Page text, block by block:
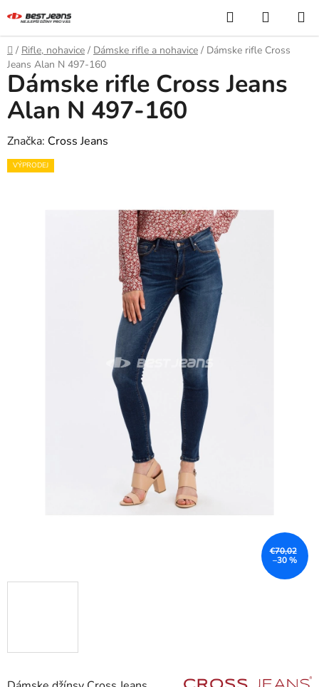
na
obsah
Hľadať
KOŠÍK
Domov
/ Rifle, nohavice / Dámske rifle a nohavice / Dámske rifle Cross
Jeans Alan N 497-160
Dámske rifle Cross Jeans
Alan N 497-160
Značka: Cross Jeans
VÝPRODEJ
€70,02
–30 %